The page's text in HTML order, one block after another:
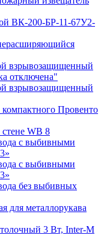
ВК-200-БР-11-67У2-
взрывозащищенный
отключена"
взрывозащищенный
Провенто
WB 8
с выбивными
с выбивными
без выбивных
для металлорукава
3 Вт, Inter-M